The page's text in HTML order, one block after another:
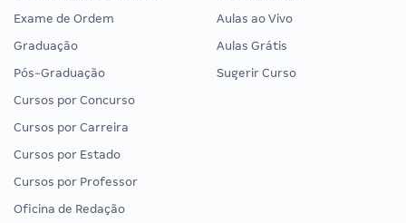
Exame de Ordem
Graduação
Pós-Graduação
Cursos por Concurso
Cursos por Carreira
Cursos por Estado
Cursos por Professor
Oficina de Redação
Aulas ao Vivo
Aulas Grátis
Sugerir Curso